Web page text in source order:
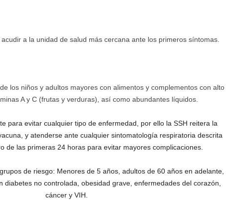
a la unidad de salud más cercana ante los primeros síntomas.
los niños y adultos mayores con alimentos y complementos con alto
A y C (frutas y verduras), así como abundantes líquidos.
para evitar cualquier tipo de enfermedad, por ello la SSH reitera la
y atenderse ante cualquier sintomatología respiratoria descrita
de las primeras 24 horas para evitar mayores complicaciones.
de riesgo: Menores de 5 años, adultos de 60 años en adelante,
diabetes no controlada, obesidad grave, enfermedades del corazón,
cáncer y VIH.